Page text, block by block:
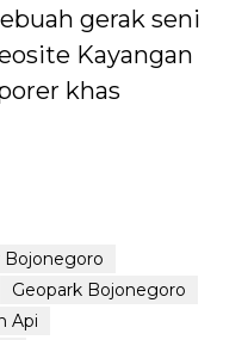
gerak seni
Kayangan
khas
Bojonegoro
Geopark Bojonegoro
Api